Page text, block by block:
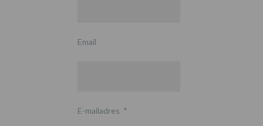
Email
E-mailadres *